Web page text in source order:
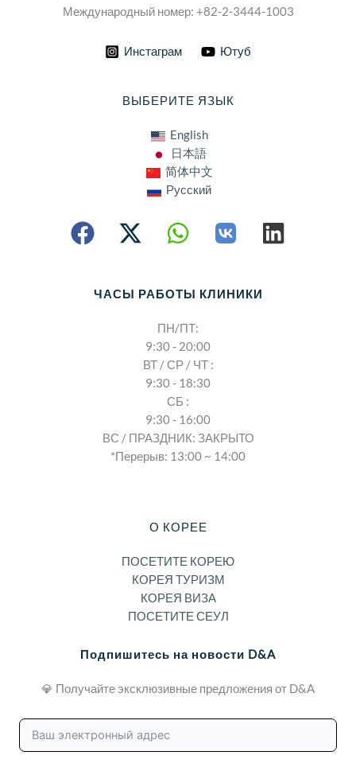
Международный номер: +82-2-3444-1003
Инстаграм Ютуб
ВЫБЕРИТЕ ЯЗЫК
English
日本語
简体中文
Русский
ЧАСЫ РАБОТЫ КЛИНИКИ
ПН/ПТ:
9:30 - 20:00
ВТ / СР / ЧТ :
9:30 - 18:30
СБ :
9:30 - 16:00
ВС / ПРАЗДНИК: ЗАКРЫТО
*Перерыв: 13:00 ~ 14:00
О КОРЕЕ
ПОСЕТИТЕ КОРЕЮ
КОРЕЯ ТУРИЗМ
КОРЕЯ ВИЗА
ПОСЕТИТЕ СЕУЛ
Подпишитесь на новости D&A
💎 Получайте эксклюзивные предложения от D&A